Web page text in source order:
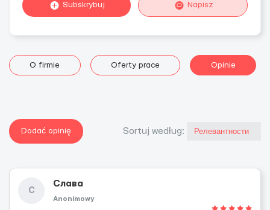
Subskrybuj Napisz
O firmie Oferty prace Opinie
Dodać opinię Sortuj według:
С
Слава
Anonimowy